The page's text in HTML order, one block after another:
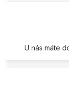
U nás máte